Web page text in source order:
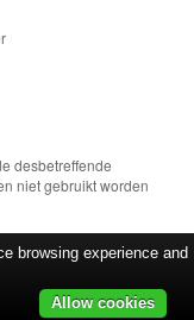
desbetreffende
niet gebruikt worden
browsing experience and
Allow cookies